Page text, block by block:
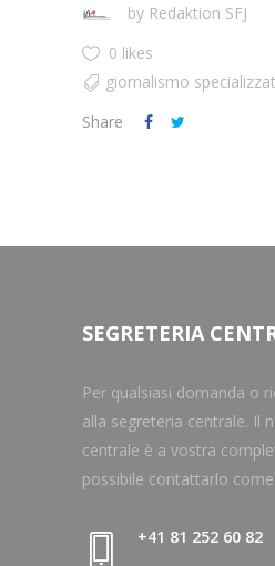
by Redaktion SFJ
0 likes
giornalismo
Share
SEGRETERIA
Per qualsiasi domanda o
alla segreteria centrale. Il
centrale è a vostra
possibile contattarlo
+41 81 252 60 82